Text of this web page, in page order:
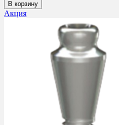
В корзину
Акция